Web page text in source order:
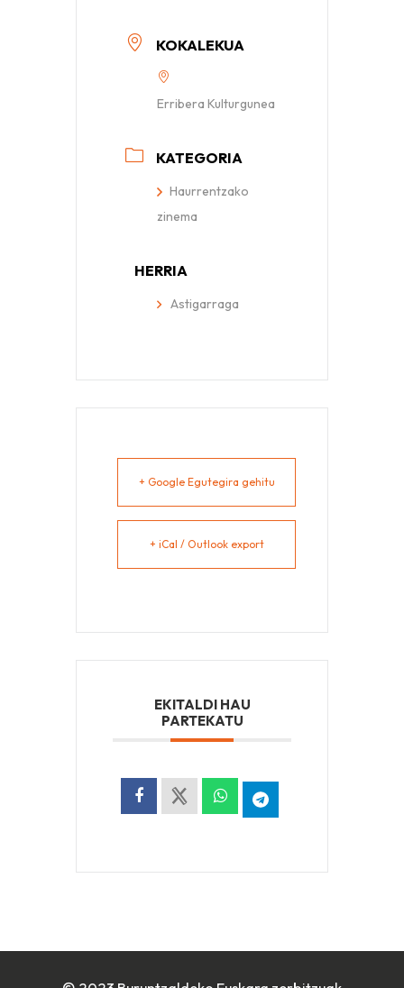
KOKALEKUA
Erribera Kulturgunea
KATEGORIA
Haurrentzako
zinema
HERRIA
Astigarraga
+ Google Egutegira gehitu
+ iCal / Outlook export
EKITALDI HAU
PARTEKATU